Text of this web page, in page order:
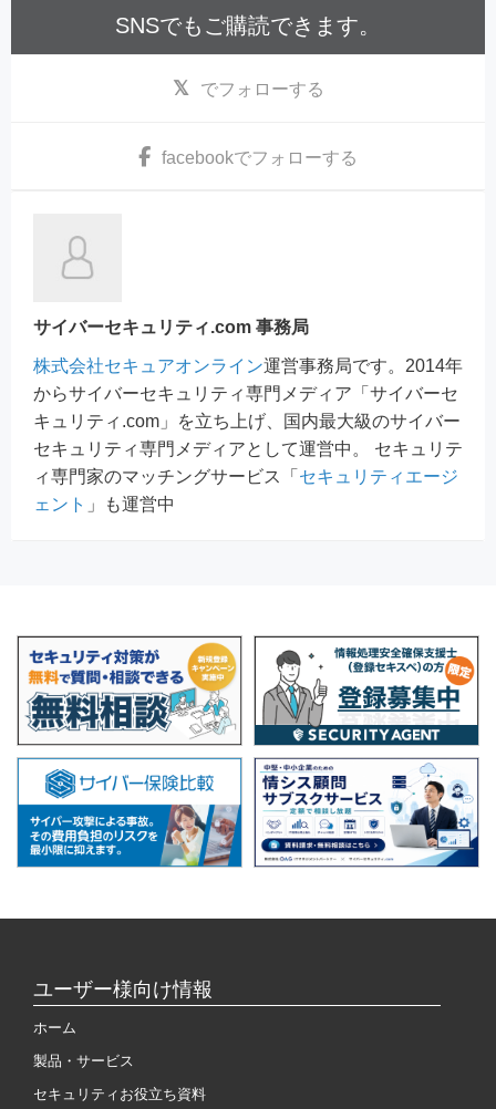
SNSでもご購読できます。
でフォローする
facebookでフォローする
サイバーセキュリティ.com 事務局
株式会社セキュアオンライン運営事務局です。2014年
からサイバーセキュリティ専門メディア「サイバーセ
キュリティ.com」を立ち上げ、国内最大級のサイバー
セキュリティ専門メディアとして運営中。 セキュリテ
ィ専門家のマッチングサービス「 セキュリティエージ
ェント 」も運営中
ユーザー様向け情報
ホーム
製品・サービス
セキュリティお役立ち資料